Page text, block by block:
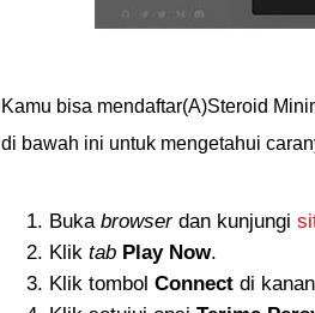
Kamu bisa mendaftar(A)Steroid
di bawah ini untuk mengetahui
Buka browserdan kunjungi
Klik tab Play Now.
Klik tombol Connect di